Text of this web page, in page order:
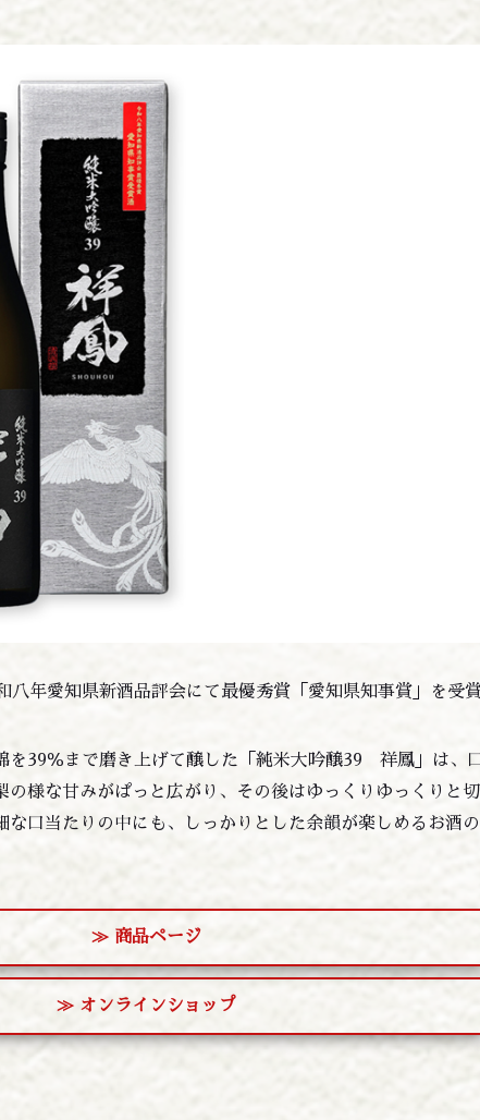
八年愛知県新酒品評会にて最優秀賞「愛知県知事賞」を受
を39％まで磨き上げて醸した「純米大吟醸39 祥鳳」は、
の様な甘みがぱっと広がり、その後はゆっくりゆっくりと切
な口当たりの中にも、しっかりとした余韻が楽しめるお酒の
≫ 商品ページ
≫ オンラインショップ